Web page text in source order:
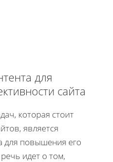
для
сайта
которая стоит
является
для повышения его
идет о том,